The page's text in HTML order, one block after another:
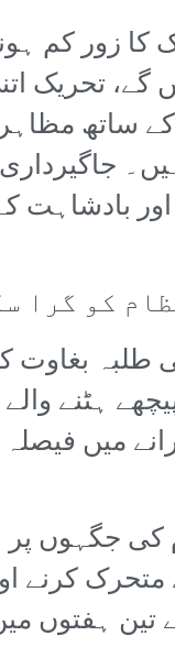
زور کم
گے، تحریک
ساتھ
بادشاہت
کو گرا
میں مظاہرین نے 14 اکتوبر کو عام ہڑتال کا
ہٹنے
میں فیصلہ
کی جگہوں
کرنے
ہفتوں